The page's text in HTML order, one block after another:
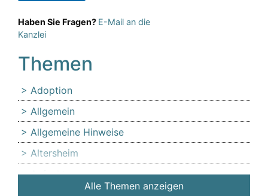
Haben Sie Fragen? E-Mail an die
Kanzlei
Themen
Adoption
Allgemein
Allgemeine Hinweise
Altersheim
Anfechtung
Alle Themen anzeigen